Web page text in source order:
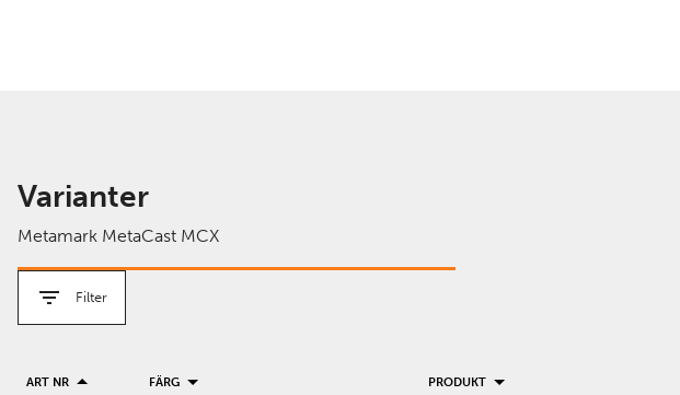
Varianter
Metamark MetaCast MCX
Filter
ART NR FÄRG PRODUKT